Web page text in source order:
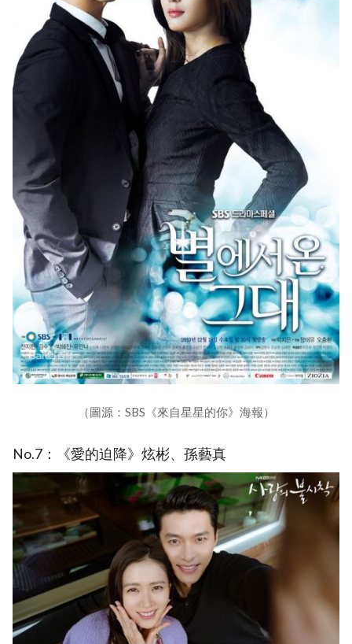
（圖源：SBS《來自星星的你》海報）
No.7：《愛的迫降》炫彬、孫藝真